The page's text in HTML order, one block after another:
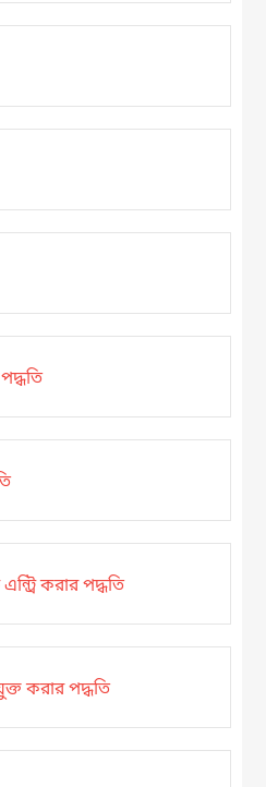
করার পদ্ধতি
করার পদ্ধতি